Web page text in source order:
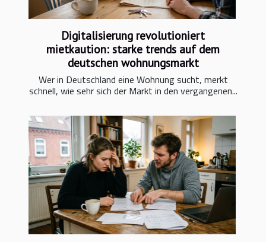
Digitalisierung revolutioniert
mietkaution: starke trends auf dem
deutschen wohnungsmarkt
Wer in Deutschland eine Wohnung sucht, merkt
schnell, wie sehr sich der Markt in den vergangenen...